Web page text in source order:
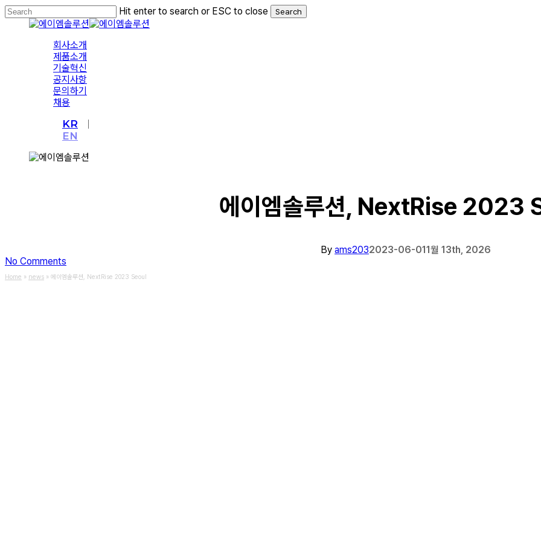
Skip
to
Hit enter to search or ESC to close Search
회사소개
제품소개
기술혁신
공지사항
문의하기
채용
KR
EN
에이엠솔루션, NextRise 2023
By ams2032023-06-011월 13th, 2026
No Comments
Home » news » 에이엠솔루션, NextRise 2023 Seoul